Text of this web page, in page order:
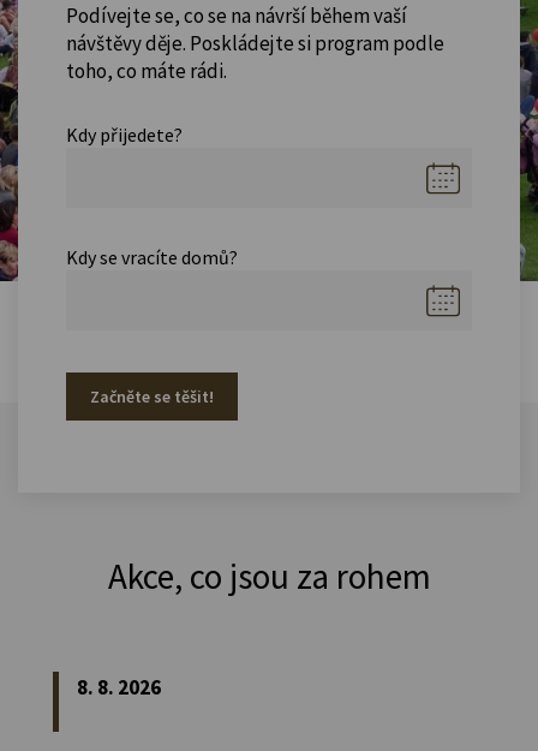
Podívejte se, co se na návrší během vaší
návštěvy děje. Poskládejte si program podle
toho, co máte rádi.
Kdy přijedete?
Kdy se vracíte domů?
Začněte se těšit!
Akce, co jsou za rohem
8. 8. 2026